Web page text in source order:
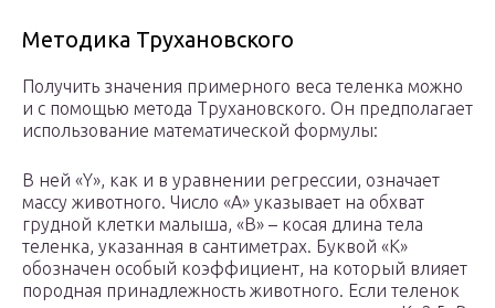
Методика Трухановского
Получить значения примерного веса теленка можно
и с помощью метода Трухановского. Он предполагает
использование математической формулы:
В ней «Y», как и в уравнении регрессии, означает
массу животного. Число «А» указывает на обхват
грудной клетки малыша, «В» – косая длина тела
теленка, указанная в сантиметрах. Буквой «К»
обозначен особый коэффициент, на который влияет
породная принадлежность животного. Если теленок